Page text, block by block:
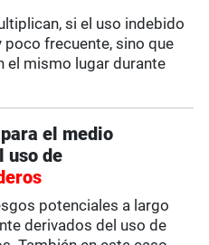
si el uso indebido
poco frecuente, sino que
el mismo lugar durante
para el medio
uso de
potenciales a largo
derivados del uso de